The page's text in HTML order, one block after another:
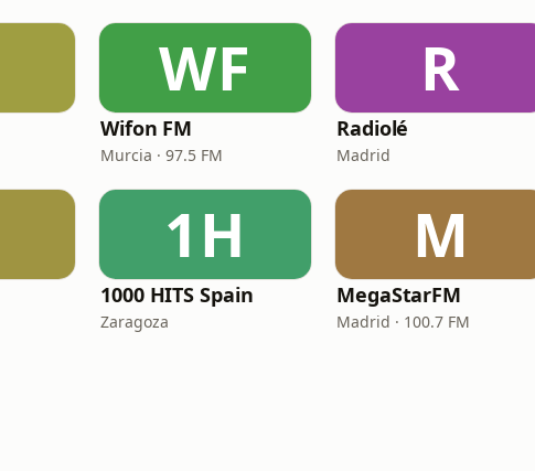
WF
Wifon FM
Murcia · 97.5 FM
R
Radiolé
Madrid
1H
1000 HITS Spain
Zaragoza
M
MegaStarFM
Madrid · 100.7 FM